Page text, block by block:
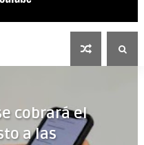
cobrará el
a las